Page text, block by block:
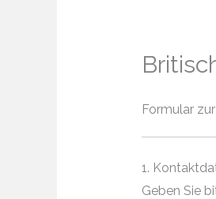
Formular
1.
Geben Sie